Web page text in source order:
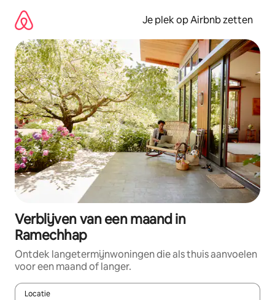
direct
naar
inhoud
Je plek op Airbnb zetten
Verblijven van een maand in
Ramechhap
Ontdek langetermijnwoningen die als thuis aanvoelen
voor een maand of langer.
Locatie